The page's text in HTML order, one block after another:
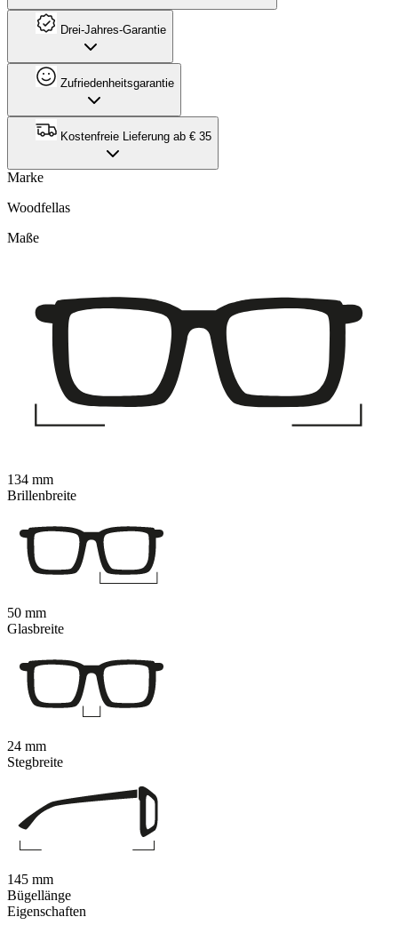
Drei-Jahres-Garantie
Zufriedenheitsgarantie
Kostenfreie Lieferung ab € 35
Marke
Woodfellas
Eigenschaften
Maße
134 mm
Brillenbreite
50 mm
Glasbreite
24 mm
Stegbreite
145 mm
Bügellänge